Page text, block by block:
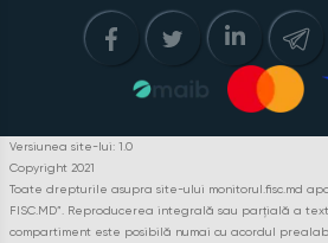
Versiunea site-lui: 1.0
Copyright 2021
Toate drepturile asupra site-ului monitorul.fisc.md
FISC.MD”. Reproducerea integrală sau parțială a
compartiment este posibilă numai cu acordul